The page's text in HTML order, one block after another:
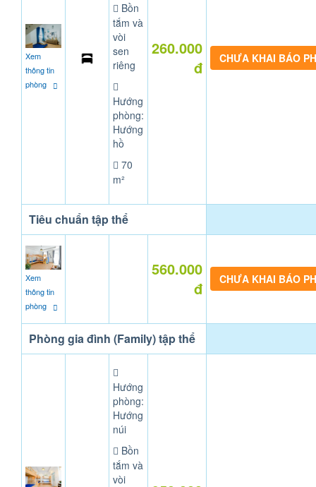
Xem
thông tin
phòng
Bồn
tắm và
vòi
sen
riêng
Hướng
phòng:
Hướng
hồ
70
m²
260.000
đ
CHƯA KHAI BÁO
Tiêu chuẩn tập thể
Xem
thông tin
phòng
560.000
đ
CHƯA KHAI BÁO
Phòng gia đình (Family) tập thể
Hướng
phòng:
Hướng
núi
Bồn
tắm và
vòi